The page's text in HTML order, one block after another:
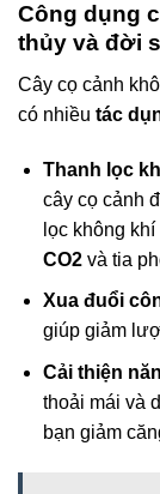
Công dụng
thủy và đời
Cây cọ cảnh
có nhiều tác
Thanh lọc
cây cọ cảnh
lọc không
CO2và tia
Xua đuổi
giúp giảm
Cải thiện
thoải mái và
bạn giảm